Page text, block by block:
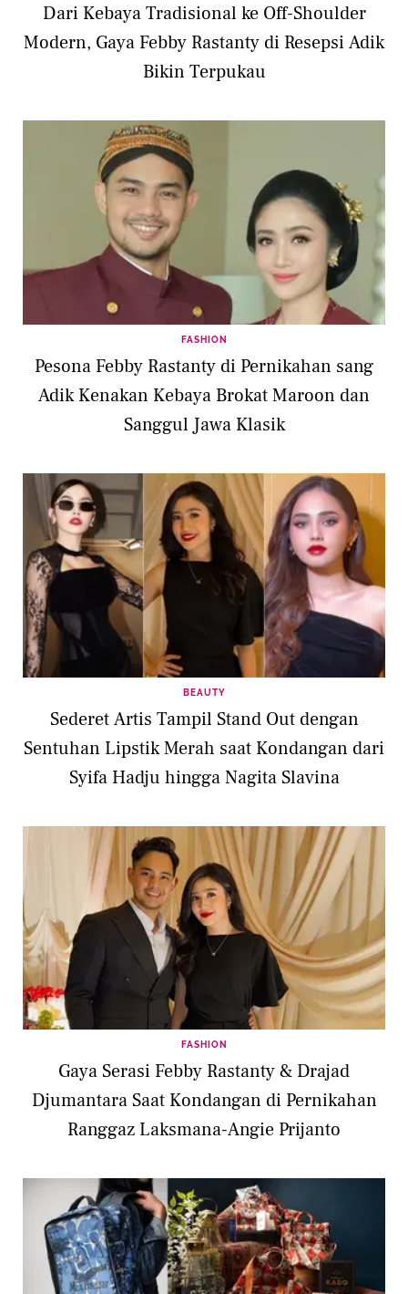
Dari Kebaya Tradisional ke Off-Shoulder
Modern, Gaya Febby Rastanty di Resepsi Adik
Bikin Terpukau
FASHION
Pesona Febby Rastanty di Pernikahan sang
Adik Kenakan Kebaya Brokat Maroon dan
Sanggul Jawa Klasik
BEAUTY
Sederet Artis Tampil Stand Out dengan
Sentuhan Lipstik Merah saat Kondangan dari
Syifa Hadju hingga Nagita Slavina
FASHION
Gaya Serasi Febby Rastanty & Drajad
Djumantara Saat Kondangan di Pernikahan
Ranggaz Laksmana-Angie Prijanto